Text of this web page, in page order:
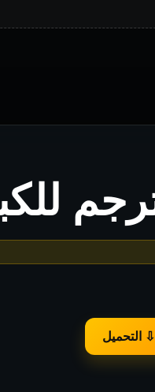
⇩ التحميل